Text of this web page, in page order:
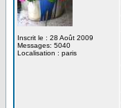
Inscrit le : 28 Août 2009
Messages: 5040
Localisation : paris